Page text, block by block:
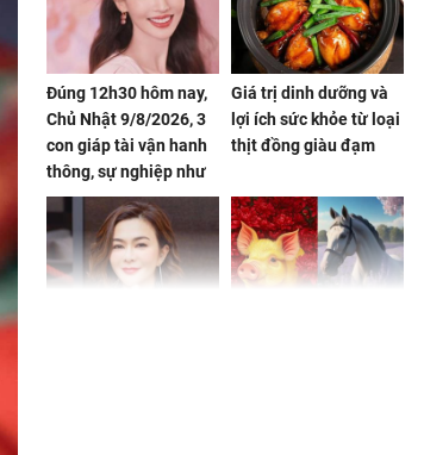
Đúng 12h30 hôm nay,
Chủ Nhật 9/8/2026, 3
con giáp tài vận hanh
thông, sự nghiệp như
'cá chép hóa Rồng', vét
cạn lộc lá trong thiên
hạ
Giá trị dinh dưỡng và
lợi ích sức khỏe từ loại
thịt đồng giàu đạm